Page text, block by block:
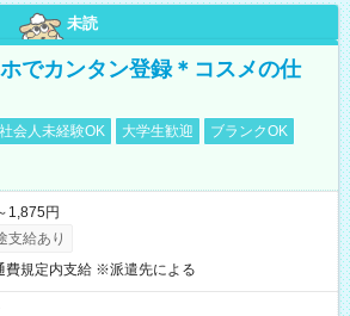
未読
でカンタン登録＊コスメの仕
社会人未経験OK 大学生歓迎
ブランクOK
1,875円
支給あり
費規定内支給 ※派遣先による